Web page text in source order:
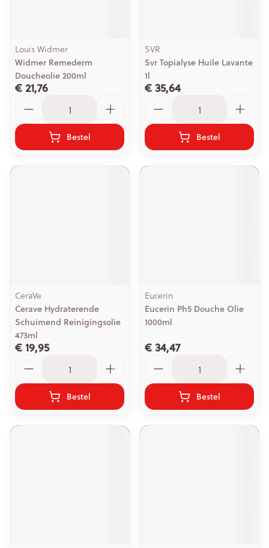
Louis Widmer
Widmer Remederm
Doucheolie 200ml
€ 21,76
Bestel
SVR
Svr Topialyse Huile Lavante
1l
€ 35,64
Bestel
CeraVe
Cerave Hydraterende
Schuimend Reinigingsolie
473ml
€ 19,95
Bestel
Eucerin
Eucerin Ph5 Douche Olie
1000ml
€ 34,47
Bestel